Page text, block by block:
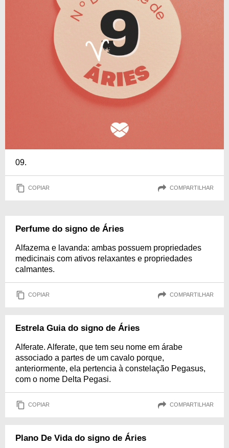
09.
COPIAR COMPARTILHAR
Perfume do signo de Áries
Alfazema e lavanda: ambas possuem propriedades
medicinais com ativos relaxantes e propriedades
calmantes.
COPIAR COMPARTILHAR
Estrela Guia do signo de Áries
Alferate. Alferate, que tem seu nome em árabe
associado a partes de um cavalo porque,
anteriormente, ela pertencia à constelação Pegasus,
com o nome Delta Pegasi.
COPIAR COMPARTILHAR
Plano De Vida do signo de Áries